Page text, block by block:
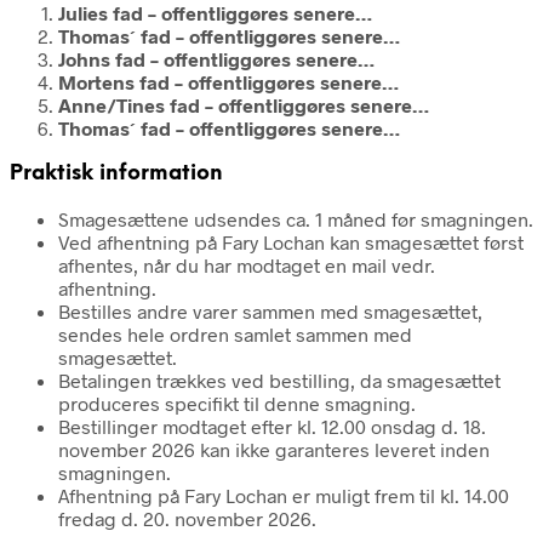
Julies fad – offentliggøres senere…
Thomas´ fad – offentliggøres senere…
Johns fad – offentliggøres senere…
Mortens fad – offentliggøres senere…
Anne/Tines fad – offentliggøres senere…
Thomas´ fad – offentliggøres senere…
Praktisk information
Smagesættene udsendes ca. 1 måned før smagningen.
Ved afhentning på Fary Lochan kan smagesættet først
afhentes, når du har modtaget en mail vedr.
afhentning.
Bestilles andre varer sammen med smagesættet,
sendes hele ordren samlet sammen med
smagesættet.
Betalingen trækkes ved bestilling, da smagesættet
produceres specifikt til denne smagning.
Bestillinger modtaget efter kl. 12.00 onsdag d. 18.
november 2026 kan ikke garanteres leveret inden
smagningen.
Afhentning på Fary Lochan er muligt frem til kl. 14.00
fredag d. 20. november 2026.